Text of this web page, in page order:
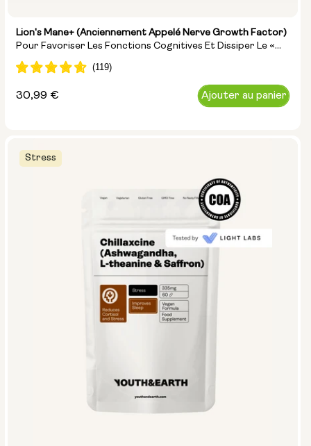
Lion's Mane+ (anciennement Appelé Nerve Growth Factor)
Pour Favoriser Les Fonctions Cognitives Et Dissiper Le «
Brouillard Cérébral »
Prix
30,99 € Ajouter au panier
Stress